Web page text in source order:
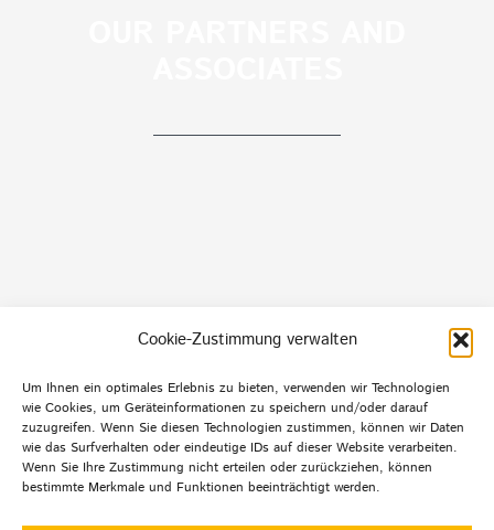
Cookie-Zustimmung verwalten
Um Ihnen ein optimales Erlebnis zu bieten, verwenden wir Technologien
wie Cookies, um Geräteinformationen zu speichern und/oder darauf
zuzugreifen. Wenn Sie diesen Technologien zustimmen, können wir Daten
wie das Surfverhalten oder eindeutige IDs auf dieser Website verarbeiten.
Wenn Sie Ihre Zustimmung nicht erteilen oder zurückziehen, können
bestimmte Merkmale und Funktionen beeinträchtigt werden.
Default Footer Text